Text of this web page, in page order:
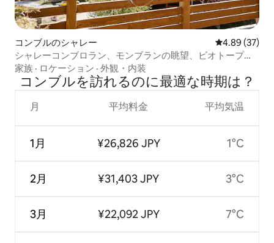
コンブルのシャレー レビュー37
4.89 (37)
シャレーコンブロラン、モンブランの眺望、ビオトープ湖
の近く
家族 · ロケーション · 外観・内装
コンブルを訪⁠れ⁠るの⁠に最⁠適⁠な時⁠期⁠は⁠？
月
1月
2月
3月
平均料金
¥26,826 JPY
¥31,403 JPY
¥22,092 JPY
平均気温
1°C
3°C
7°C